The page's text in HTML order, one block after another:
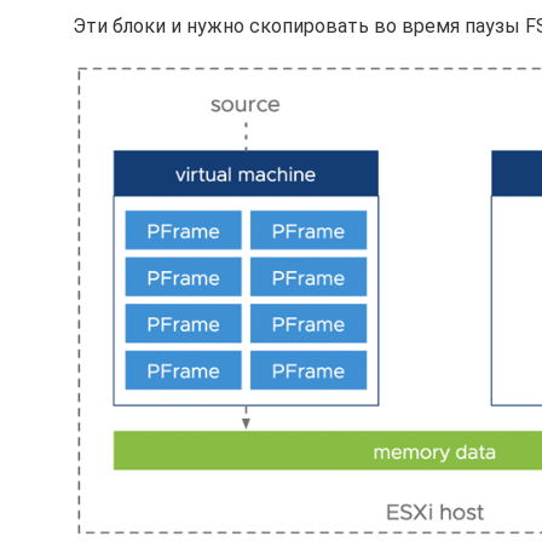
Эти блоки и нужно скопировать во время паузы